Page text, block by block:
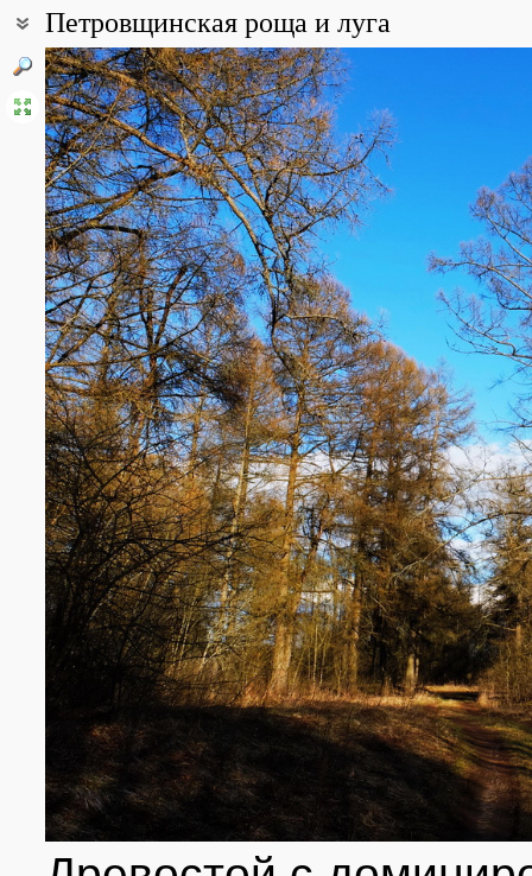
Петровщинская роща и луга
Координаты:
59° 52′ 46″ с.ш., 31° 30′ 42″ в.д. (смотреть на картах
Описание точки:
Петровщинская лиственная роща, расположенная на
Ленинградской области и представляет собой искусственные
сибирской (Larix sibirica) 150-200-летнего возраста. Окружена
естественное расселение лиственицы.
Все фотографии(10) Фото растений и лишайников